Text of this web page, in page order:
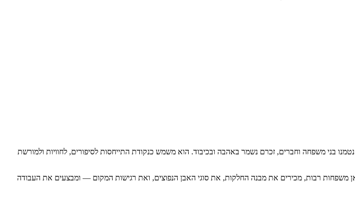
בני משפחה וחברים, זכרם נשמר באהבה ובכיבוד. הוא משמש כנקודת התייחסות לסיפורים, לחוויות ולמורשת
משפחות רבות, מכירים את מבנה החלקות, את סוגי האבן הנפוצים, ואת רגישות המקום — ומבצעים את העבודה